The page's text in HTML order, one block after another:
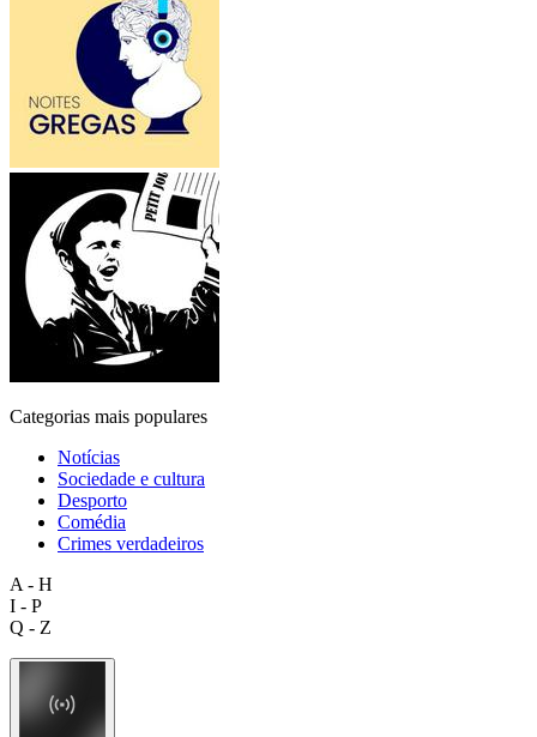
Categorias mais populares
Notícias
Sociedade e cultura
Desporto
Comédia
Crimes verdadeiros
A - H
I - P
Q - Z